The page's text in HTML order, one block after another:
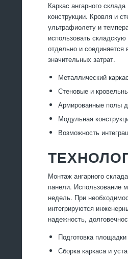
Каркас ангарного
конструкции. Кровля и
ультрафиолету и
использовать
отдельно и соединяется
значительных затрат.
Металлический
Стеновые и
Армированные полы
Модульная
Возможность
Монтаж ангарного
панели. Использование
недель. При
интегрируются
надежность,
Подготовка
Сборка каркаса и